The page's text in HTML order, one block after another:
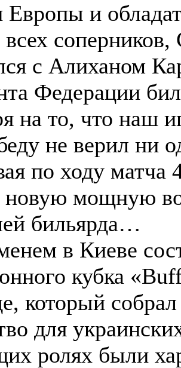
и
всех
с Алиханом
Федерации
на то, что наш
не верил ни
по ходу матча
новую мощную
бильярда…
в Киеве
кубка
который
для
ролях были